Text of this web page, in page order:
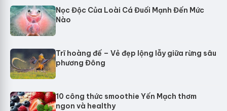
Nọc Độc Của Loài Cá Đuối Mạnh Đến Mức
Nào
Trĩ hoàng đế – Vẻ đẹp lộng lẫy giữa rừng sâu
phương Đông
10 công thức smoothie Yến Mạch thơm
ngon và healthy